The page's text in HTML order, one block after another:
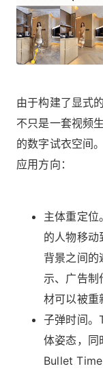
由于构建了显式
不只是一套视频
的数字试衣空间
应用方向：
主体重定
的人物移动
背景之间的
示、广告制
材可以被重
子弹时间
体姿态，同
Bullet Time